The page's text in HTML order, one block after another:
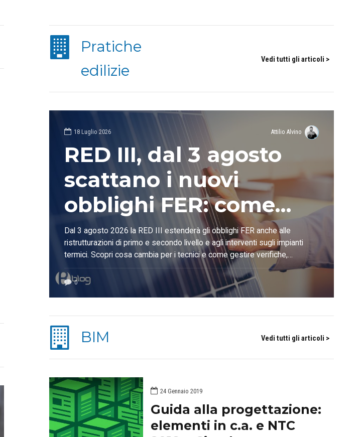
Pratiche
edilizie
Vedi tutti gli articoli >
18 Luglio 2026 Attilio Alvino
RED III, dal 3 agosto
scattano i nuovi
obblighi FER: come
trasformarli in
un’opportunità
professionale
Dal 3 agosto 2026 la RED III estenderà gli obblighi FER anche alle
ristrutturazioni di primo e secondo livello e agli interventi sugli impianti
termici. Scopri cosa cambia per i tecnici e come gestire verifiche,
fotovoltaico e pompe di calore con le soluzioni Blumatica.
0
BIM Vedi tutti gli articoli >
24 Gennaio 2019
Guida alla progettazione:
elementi in c.a. e NTC